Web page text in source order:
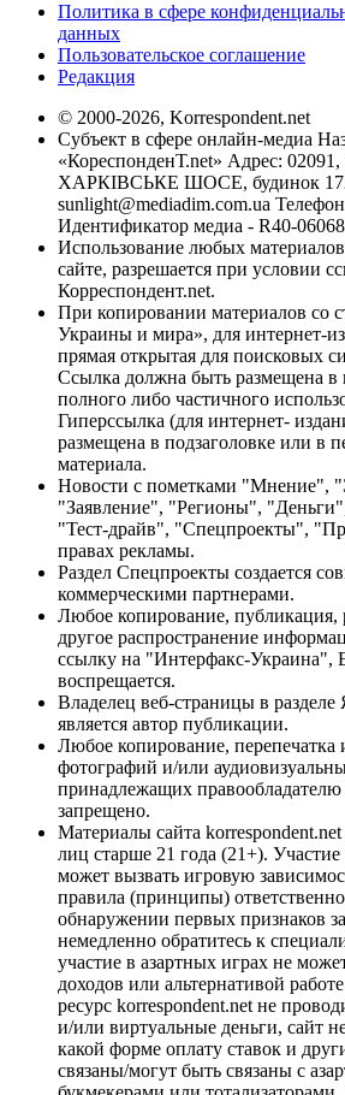
Политика в сфере
данных
Пользовательское соглашение
Редакция
© 2000-2026, Korrespondent.net
Субъект в сфере онлайн-медиа
«КореспонденТ.net» Адрес: 02091,
ХАРКІВСЬКЕ ШОСЕ, будинок
sunlight@mediadim.com.ua
Идентификатор медиа - R40-06068
Использование любых
сайте, разрешается при условии
Корреспондент.net.
При копировании материалов со
Украины и мира», для интернет-
прямая открытая для поисковых
Ссылка должна быть размещена в
полного либо частичного
Гиперссылка (для интернет-
размещена в подзаголовке или в
материала.
Новости с пометками "Мнение",
"Заявление", "Регионы",
"Тест-драйв", "Спецпроекты",
правах рекламы.
Раздел Спецпроекты создается
коммерческими партнерами.
Любое копирование, публикация,
другое распространение
ссылку на "Интерфакс-Украина",
воспрещается.
Владелец веб-страницы в
является автор публикации.
Любое копирование, перепечатка
фотографий и/или
принадлежащих правообладателю
запрещено.
Материалы сайта
лиц старше 21 года (21+). Участие
может вызвать игровую
правила (принципы)
обнаружении первых признаков
немедленно обратитесь к
участие в азартных играх не
доходов или альтернативой
ресурс korrespondent.net не
и/или виртуальные деньги, сайт
какой форме оплату ставок и
связаны/могут быть связаны с